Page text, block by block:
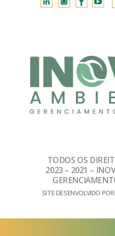
TODOS OS
2023 – 2021 –
SITE DESENVOLVIDO